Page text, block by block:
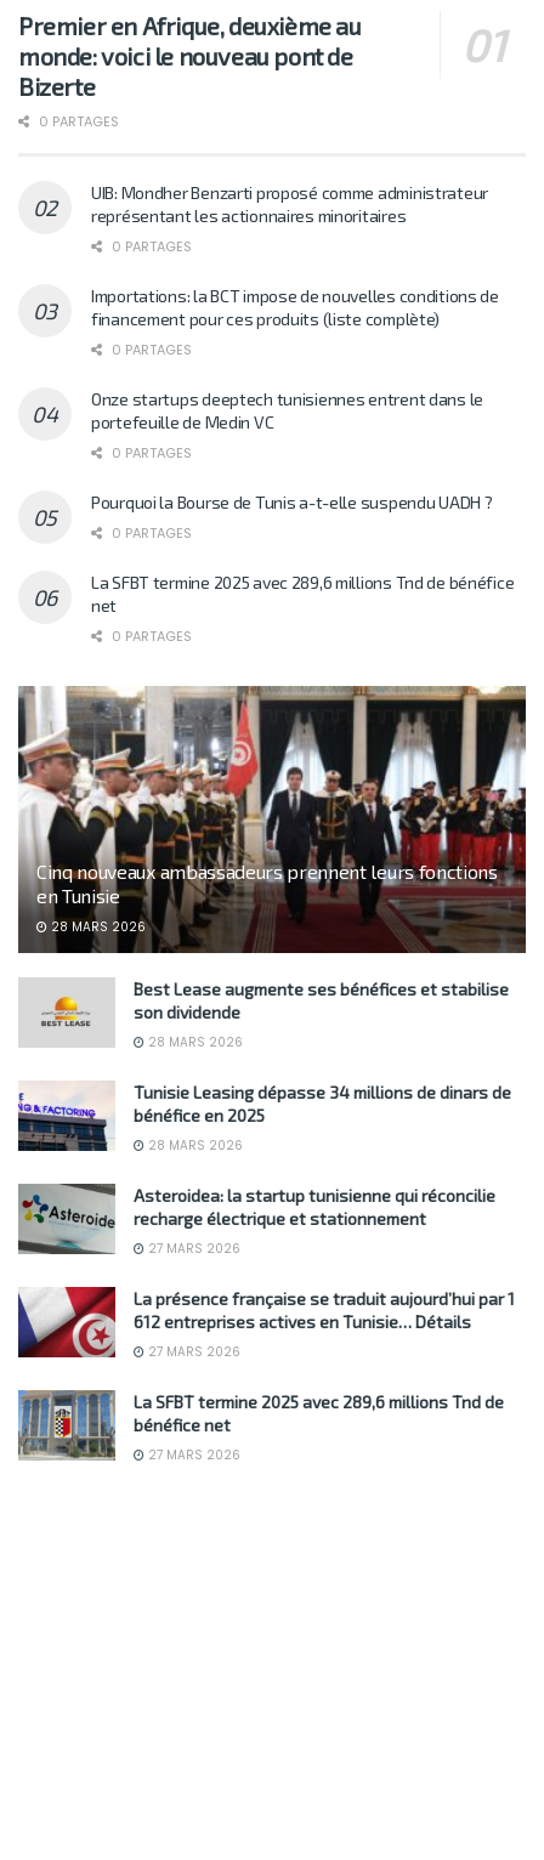
Premier en Afrique, deuxième au
monde: voici le nouveau pont de
Bizerte
0 PARTAGES
UIB: Mondher Benzarti proposé comme administrateur
représentant les actionnaires minoritaires
0 PARTAGES
Importations: la BCT impose de nouvelles conditions de
financement pour ces produits (liste complète)
0 PARTAGES
Onze startups deeptech tunisiennes entrent dans le
portefeuille de Medin VC
0 PARTAGES
Pourquoi la Bourse de Tunis a-t-elle suspendu UADH ?
0 PARTAGES
La SFBT termine 2025 avec 289,6 millions Tnd de bénéfice
net
0 PARTAGES
Cinq nouveaux ambassadeurs prennent leurs fonctions
en Tunisie
28 MARS 2026
Best Lease augmente ses bénéfices et stabilise
son dividende
28 MARS 2026
Tunisie Leasing dépasse 34 millions de dinars de
bénéfice en 2025
28 MARS 2026
Asteroidea: la startup tunisienne qui réconcilie
recharge électrique et stationnement
27 MARS 2026
La présence française se traduit aujourd’hui par 1
612 entreprises actives en Tunisie… Détails
27 MARS 2026
La SFBT termine 2025 avec 289,6 millions Tnd de
bénéfice net
27 MARS 2026